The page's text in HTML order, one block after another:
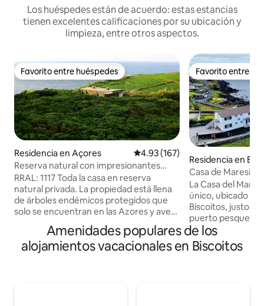
Los huéspedes están de acuerdo: estas estancias
tienen excelentes calificaciones por su ubicación y
limpieza, entre otros aspectos.
Favorito entre huéspedes
Favorito entre huéspedes
Residencia en Açores Calificación promedio: 4.93 de
4.93 (167)
Reserva natural con impresionantes
vistas al mar RRAL1117
RRAL: 1117 Toda la casa en reserva
natural privada. La propiedad está llena
de árboles endémicos protegidos que
solo se encuentran en las Azores y aves
con su curioso canto justo antes del
amanecer y después del atardecer en la
residencia entre marzo y octubre.
Favorito entre
Favorito entre
Residencia en
Casa de Maresia
La Casa del Mar
único, ubicado en
Biscoitos, justo
puerto pesquero,
ubicación
caminar hasta las
naturales de
Amenidades populares de los
alojamientos vacacionales en Biscoitos